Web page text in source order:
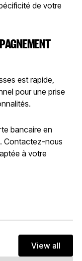
de votre
est rapide,
pour une prise
bancaire en
Contactez-nous
à votre
View
View all